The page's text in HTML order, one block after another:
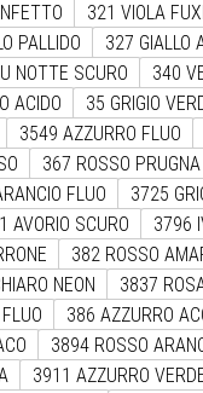
321 VIOLA
PALLIDO 327 GIALLO
NOTTE SCURO
340
ACIDO 35 GRIGIO
3549 AZZURRO FLUO
367 ROSSO PRUGNA
FLUO
3725
AVORIO SCURO 3796
382 ROSSO
NEON 3837
386 AZZURRO
3894 ROSSO
3911 AZZURRO